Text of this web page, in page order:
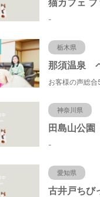
-
栃木県
神奈川県
-
愛知県